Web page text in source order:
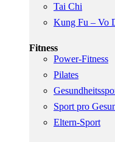
Tai Chi
Kung Fu – Vo
Fitness
Power-Fitness
Pilates
Sport pro
Eltern-Sport